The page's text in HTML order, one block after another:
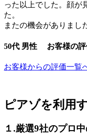
った以上でした。顔が
た。
またの機会がありまし
50代 男性 お客様の評
お客様からの評価一覧
ピアゾを利用
１.厳選9社のプロ